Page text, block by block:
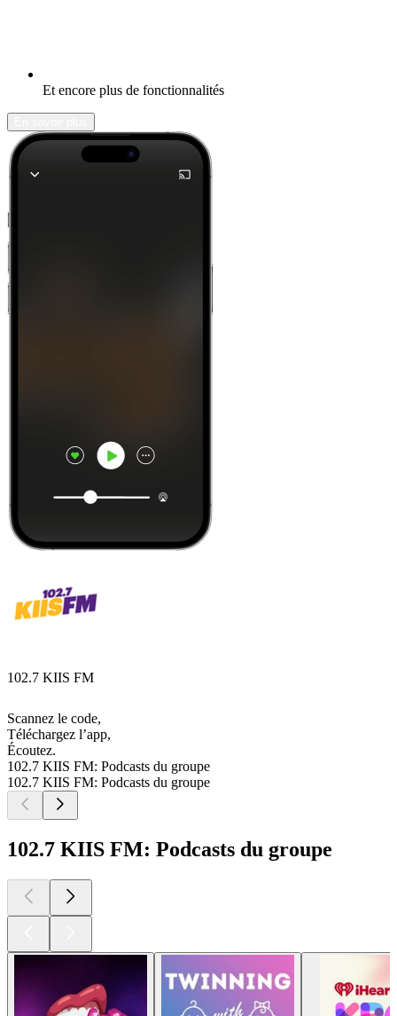
Et encore plus de fonctionnalités
102.7 KIIS FM
Scannez le code,
Téléchargez l’app,
Écoutez.
102.7 KIIS FM: Podcasts du groupe
102.7 KIIS FM: Podcasts du groupe
102.7 KIIS FM: Podcasts du groupe